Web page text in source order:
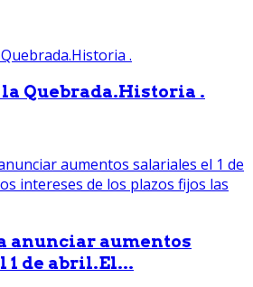
Quebrada.Historia .
anunciar aumentos
1 de abril.El...